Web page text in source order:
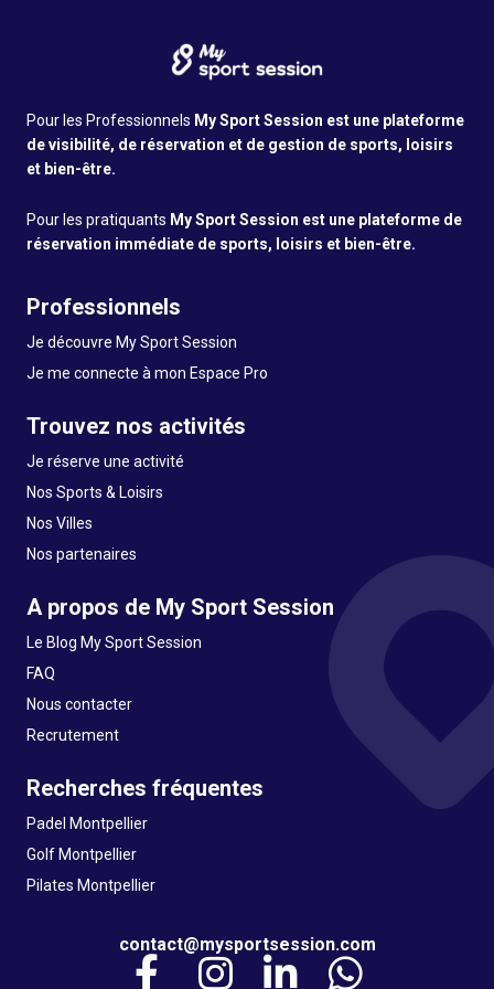
Pour les Professionnels My Sport Session est une plateforme
de visibilité, de réservation et de gestion de sports, loisirs
et bien-être.
Pour les pratiquants My Sport Session est une plateforme de
réservation immédiate de sports, loisirs et bien-être.
Professionnels
Je découvre My Sport Session
Je me connecte à mon Espace Pro
Trouvez nos activités
Je réserve une activité
Nos Sports & Loisirs
Nos Villes
Nos partenaires
A propos de My Sport Session
Le Blog My Sport Session
FAQ
Nous contacter
Recrutement
Recherches fréquentes
Padel Montpellier
Golf Montpellier
Pilates Montpellier
contact@mysportsession.com